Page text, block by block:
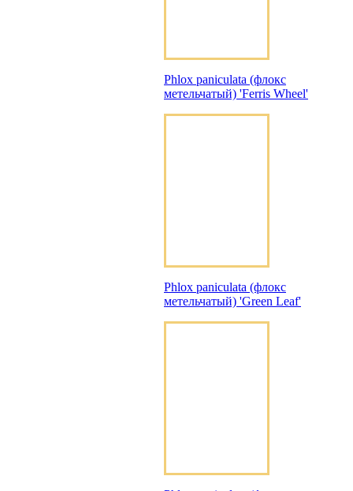
Phlox paniculata (флокс
метельчатый) 'Ferris Wheel'
Phlox paniculata (флокс
метельчатый) 'Green Leaf'